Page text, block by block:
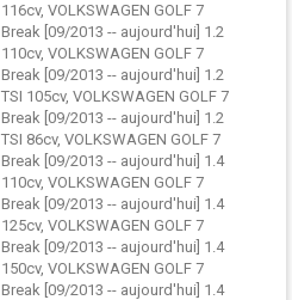
116cv, VOLKSWAGEN GOLF 7
Break [09/2013 -- aujourd'hui] 1.2
110cv, VOLKSWAGEN GOLF 7
Break [09/2013 -- aujourd'hui] 1.2
TSI 105cv, VOLKSWAGEN GOLF 7
Break [09/2013 -- aujourd'hui] 1.2
TSI 86cv, VOLKSWAGEN GOLF 7
Break [09/2013 -- aujourd'hui] 1.4
110cv, VOLKSWAGEN GOLF 7
Break [09/2013 -- aujourd'hui] 1.4
125cv, VOLKSWAGEN GOLF 7
Break [09/2013 -- aujourd'hui] 1.4
150cv, VOLKSWAGEN GOLF 7
Break [09/2013 -- aujourd'hui] 1.4